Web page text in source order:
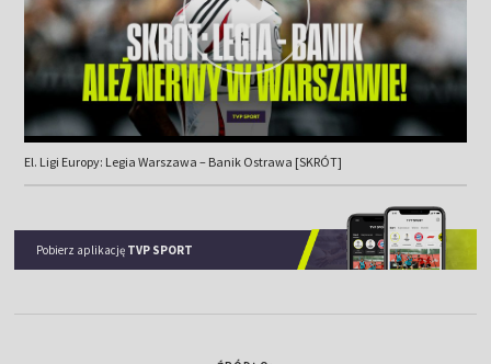
El. Ligi Europy: Legia Warszawa – Banik Ostrawa [SKRÓT]
Pobierz aplikację TVP SPORT